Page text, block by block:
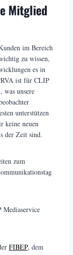
Mitglied
im Bereich
zu wissen,
es in
ist für CLIP
was unsere
unterstützen
keine neuen
der Zeit sind.
zum
FIBEP, dem